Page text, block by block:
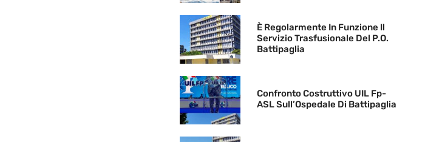
È Regolarmente In Funzione Il
Servizio Trasfusionale Del P.O.
Battipaglia
Confronto Costruttivo UIL Fp-
ASL Sull’Ospedale Di Battipaglia